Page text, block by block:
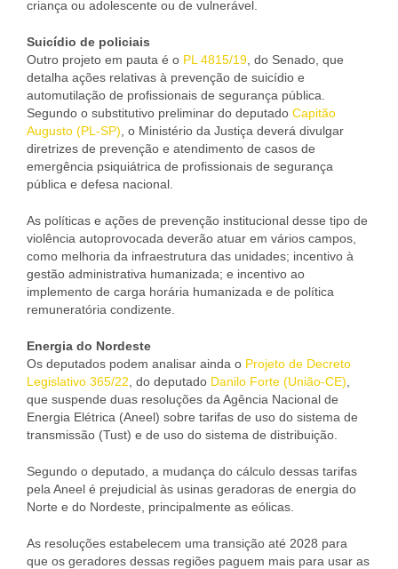
criança ou adolescente ou de vulnerável.
Suicídio de policiais
Outro projeto em pauta é o PL 4815/19 , do Senado, que
detalha ações relativas à prevenção de suicídio e
automutilação de profissionais de segurança pública.
Segundo o substitutivo preliminar do deputado Capitão
Augusto (PL-SP) , o Ministério da Justiça deverá divulgar
diretrizes de prevenção e atendimento de casos de
emergência psiquiátrica de profissionais de segurança
pública e defesa nacional.
As políticas e ações de prevenção institucional desse tipo de
violência autoprovocada deverão atuar em vários campos,
como melhoria da infraestrutura das unidades; incentivo à
gestão administrativa humanizada; e incentivo ao
implemento de carga horária humanizada e de política
remuneratória condizente.
Energia do Nordeste
Os deputados podem analisar ainda o Projeto de Decreto
Legislativo 365/22 , do deputado Danilo Forte (União-CE)
que suspende duas resoluções da Agência Nacional de
Energia Elétrica (Aneel) sobre tarifas de uso do sistema de
transmissão (Tust) e de uso do sistema de distribuição.
Segundo o deputado, a mudança do cálculo dessas tarifas
pela Aneel é prejudicial às usinas geradoras de energia do
Norte e do Nordeste, principalmente as eólicas.
As resoluções estabelecem uma transição até 2028 para
que os geradores dessas regiões paguem mais para usar as